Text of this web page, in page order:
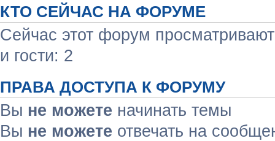
КТО СЕЙЧАС НА ФОРУМЕ
Сейчас этот форум
и гости: 2
ПРАВА ДОСТУПА К ФОРУМУ
Вы не можете начинать темы
Вы не можете отвечать на